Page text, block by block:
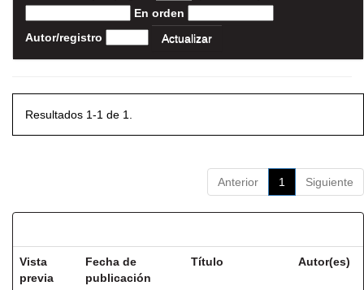
En orden
Autor/registro
Resultados 1-1 de 1.
Anterior 1 Siguiente
Vista
previa
Fecha de
publicación
Título Autor(es)